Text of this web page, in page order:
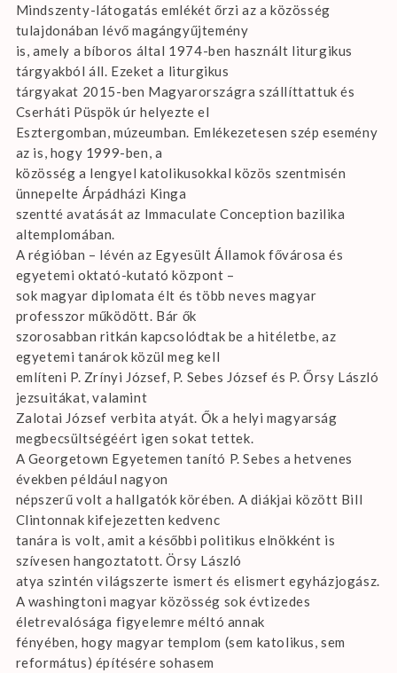
Mindszenty-látogatás emlékét őrzi az a közösség
tulajdonában lévő magángyűjtemény
is, amely a bíboros által 1974-ben használt liturgikus
tárgyakból áll. Ezeket a liturgikus
tárgyakat 2015-ben Magyarországra szállíttattuk és
Cserháti Püspök úr helyezte el
Esztergomban, múzeumban. Emlékezetesen szép esemény
az is, hogy 1999-ben, a
közösség a lengyel katolikusokkal közös szentmisén
ünnepelte Árpádházi Kinga
szentté avatását az Immaculate Conception bazilika
altemplomában.
A régióban – lévén az Egyesült Államok fővárosa és
egyetemi oktató-kutató központ –
sok magyar diplomata élt és több neves magyar
professzor működött. Bár ők
szorosabban ritkán kapcsolódtak be a hitéletbe, az
egyetemi tanárok közül meg kell
említeni P. Zrínyi József, P. Sebes József és P. Őrsy László
jezsuitákat, valamint
Zalotai József verbita atyát. Ők a helyi magyarság
megbecsültségéért igen sokat tettek.
A Georgetown Egyetemen tanító P. Sebes a hetvenes
években például nagyon
népszerű volt a hallgatók körében. A diákjai között Bill
Clintonnak kifejezetten kedvenc
tanára is volt, amit a későbbi politikus elnökként is
szívesen hangoztatott. Örsy László
atya szintén világszerte ismert és elismert egyházjogász.
A washingtoni magyar közösség sok évtizedes
életrevalósága figyelemre méltó annak
fényében, hogy magyar templom (sem katolikus, sem
református) építésére sohasem